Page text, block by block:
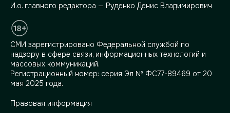
И.о. главного редактора — Руденко Денис Владимирович
СМИ зарегистрировано Федеральной службой по
надзору в сфере связи, информационных технологий и
массовых коммуникаций.
Регистрационный номер: серия Эл № ФС77-89469 от 20
мая 2025 года.
Правовая информация